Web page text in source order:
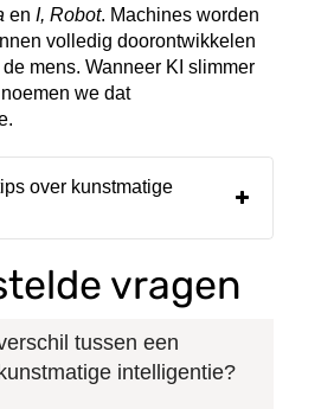
enI, Robot. Machines worden
volledig doorontwikkelen
mens. Wanneer KI slimmer
we dat
over kunstmatige
vragen
tussen een
intelligentie?